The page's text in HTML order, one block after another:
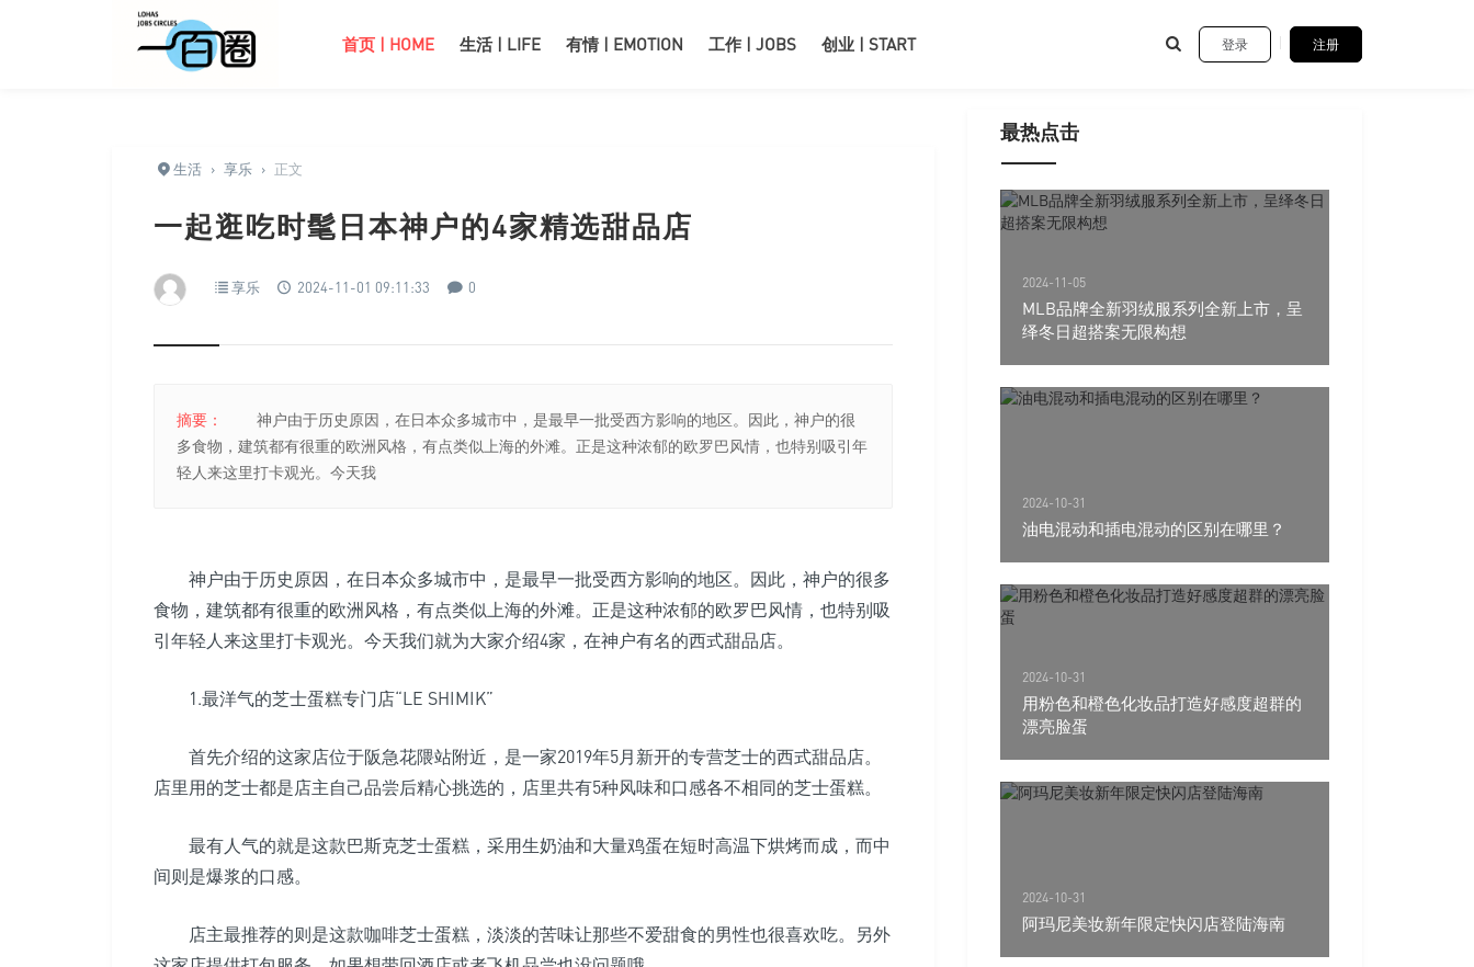
首页 | HOME 生活 | LIFE 有情 | EMOTION 工作 | JOBS 创业 | START 登录 注册
生活 › 享乐 › 正文
一起逛吃时髦日本神户的4家精选甜品店
享乐 2024-11-01 09:11:33 0
摘要：
神户由于历史原因，在日本众多城市中，是最早一批受西方影响的地区。因此，神户的很
多食物，建筑都有很重的欧洲风格，有点类似上海的外滩。正是这种浓郁的欧罗巴风情，也特别吸引年
轻人来这里打卡观光。今天我
神户由于历史原因，在日本众多城市中，是最早一批受西方影响的地区。因此，神户的很多
食物，建筑都有很重的欧洲风格，有点类似上海的外滩。正是这种浓郁的欧罗巴风情，也特别吸
引年轻人来这里打卡观光。今天我们就为大家介绍4家，在神户有名的西式甜品店。
1.最洋气的芝士蛋糕专门店“LE SHIMIK”
首先介绍的这家店位于阪急花隈站附近，是一家2019年5月新开的专营芝士的西式甜品店。
店里用的芝士都是店主自己品尝后精心挑选的，店里共有5种风味和口感各不相同的芝士蛋糕。
最有人气的就是这款巴斯克芝士蛋糕，采用生奶油和大量鸡蛋在短时高温下烘烤而成，而中
间则是爆浆的口感。
店主最推荐的则是这款咖啡芝士蛋糕，淡淡的苦味让那些不爱甜食的男性也很喜欢吃。另外
最热点击
2024-11-05
MLB品牌全新羽绒服系列全新上市，呈
绎冬日超搭案无限构想
2024-10-31
油电混动和插电混动的区别在哪里？
2024-10-31
用粉色和橙色化妆品打造好感度超群的
漂亮脸蛋
2024-10-31
阿玛尼美妆新年限定快闪店登陆海南